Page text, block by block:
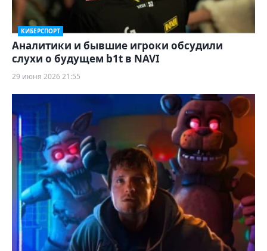
КИБЕРСПОРТ
Аналитики и бывшие игроки обсудили
слухи о будущем b1t в NAVI
29 июня 2026 21:55